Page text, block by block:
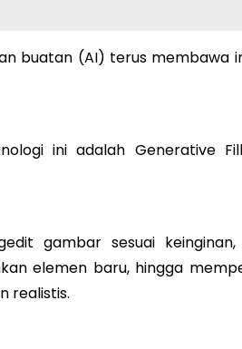
buatan (AI) terus membawa
ini adalah Generative
gambar sesuai
elemen baru, hingga
realistis.